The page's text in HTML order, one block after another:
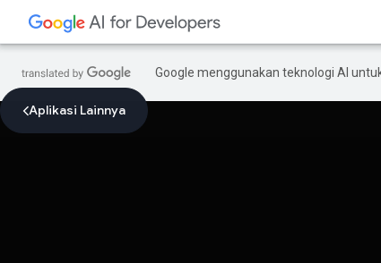
Google menggunakan teknologi AI
Aplikasi Lainnya